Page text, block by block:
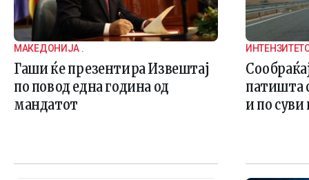
МАКЕДОНИЈА .
Гаши ќе презентира Извештај
по повод една година од
мандатот
ПРАВЦИ
Е УМЕРЕН.
ЗАДРЖУВАЊА
патишта
и по суви